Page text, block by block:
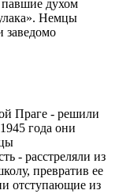
духом
Немцы
заведомо
Праге - решили
года они
- расстреляли из
превратив ее
отступающие из